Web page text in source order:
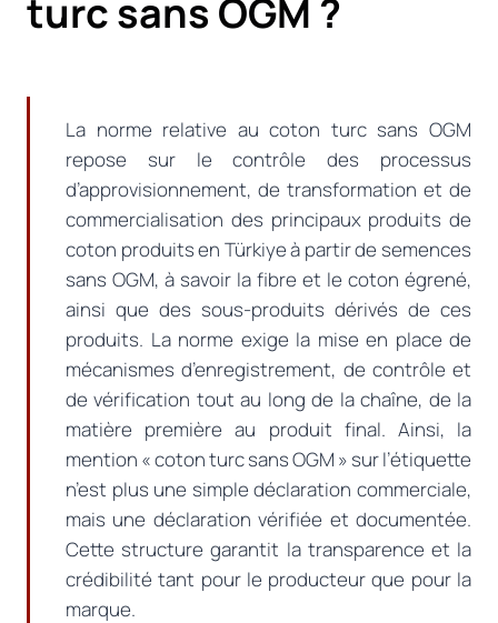
turc sans OGM ?
La norme relative au coton turc sans OGM
repose sur le contrôle des processus
d’approvisionnement, de transformation et de
commercialisation des principaux produits de
coton produits en Türkiye à partir de semences
sans OGM, à savoir la fibre et le coton égrené,
ainsi que des sous-produits dérivés de ces
produits. La norme exige la mise en place de
mécanismes d’enregistrement, de contrôle et
de vérification tout au long de la chaîne, de la
matière première au produit final. Ainsi, la
mention « coton turc sans OGM » sur l’étiquette
n’est plus une simple déclaration commerciale,
mais une déclaration vérifiée et documentée.
Cette structure garantit la transparence et la
crédibilité tant pour le producteur que pour la
marque.